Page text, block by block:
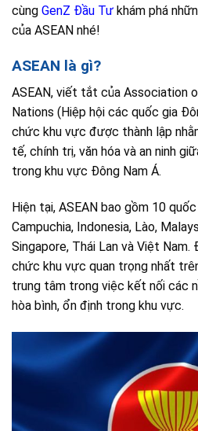
cùng GenZ Đầu Tư khám phá
của ASEAN nhé!
ASEAN là gì?
ASEAN, viết tắt của Association
Nations (Hiệp hội các quốc gia
chức khu vực được thành lập
tế, chính trị, văn hóa và an ninh
trong khu vực Đông Nam Á.
Hiện tại, ASEAN bao gồm 10
Campuchia, Indonesia, Lào,
Singapore, Thái Lan và Việt
chức khu vực quan trọng nhất
trung tâm trong việc kết nối các
hòa bình, ổn định trong khu vực.